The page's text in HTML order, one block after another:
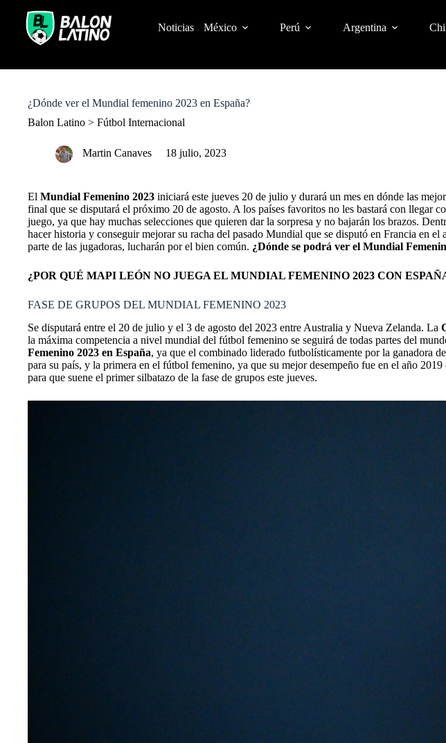
o
Noticias México Perú Argentina
¿Dónde ver el Mundial femenino 2023 en España?
Balon Latino > Fútbol Internacional
Martin Canaves 18 julio, 2023
El Mundial Femenino 2023 iniciará este jueves 20 de julio y durará un mes en dónde las
final que se disputará el próximo 20 de agosto. A los países favoritos no les bastará con llegar
juego, ya que hay muchas selecciones que quieren dar la sorpresa y no bajarán los brazos.
hacer historia y conseguir mejorar su racha del pasado Mundial que se disputó en Francia en
parte de las jugadoras, lucharán por el bien común. ¿Dónde se podrá ver el Mundial
¿POR QUÉ MAPI LEÓN NO JUEGA EL MUNDIAL FEMENINO 2023 CON
FASE DE GRUPOS DEL MUNDIAL FEMENINO 2023
Se disputará entre el 20 de julio y el 3 de agosto del 2023 entre Australia y Nueva Zelanda. La
la máxima competencia a nivel mundial del fútbol femenino se seguirá de todas partes del
Femenino 2023 en España, ya que el combinado liderado futbolísticamente por la ganadora
para su país, y la primera en el fútbol femenino, ya que su mejor desempeño fue en el año
para que suene el primer silbatazo de la fase de grupos este jueves.